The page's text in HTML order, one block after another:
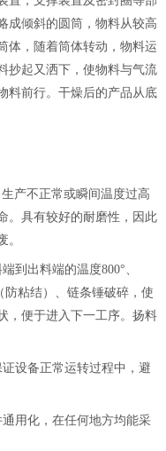
成倾斜的圆筒，物料从较高
体，随着筒体转动，物料运
抄起又洒下，使物料与气流
料前行。干燥后的产品从底
产不正常或瞬间温度过高
。具有较好的耐磨性，因此
。
到出料端的温度800°、
防粘结）、链条锤破碎，使
，便于进入下一工序。扬料
设备正常运转过程中，避
用化，在任何地方均能采